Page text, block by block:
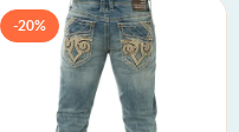
-20%